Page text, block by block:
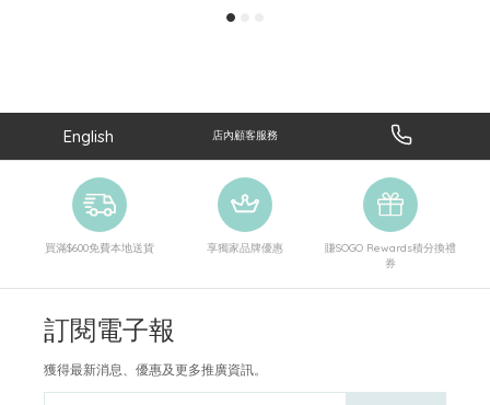
English 店內顧客服務
買滿$600免費本地送貨 享獨家品牌優惠
賺SOGO Rewards積分換禮
券
訂閱電子報
獲得最新消息、優惠及更多推廣資訊。